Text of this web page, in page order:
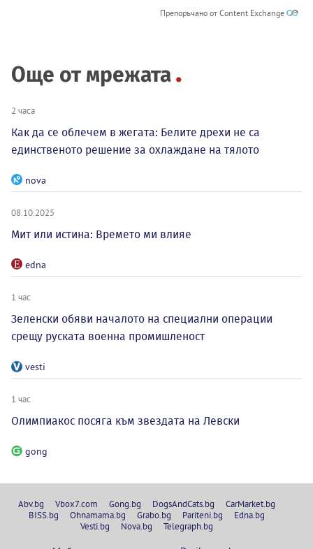
Препоръчано от Content Exchange
Още от мрежата
2 часа
Как да се облечем в жегата: Белите дрехи не са
единственото решение за охлаждане на тялото
nova
08.10.2025
Мит или истина: Времето ми влияе
edna
1 час
Зеленски обяви началото на специални операции
срещу руската военна промишленост
vesti
1 час
Олимпиакос посяга към звездата на Левски
gong
Abv.bg Vbox7.com Gong.bg DogsAndCats.bg
CarMarket.bg
BISS.bg
Ohnamama.bg Grabo.bg Pariteni.bg
Edna.bg
Vesti.bg
Nova.bg Telegraph.bg